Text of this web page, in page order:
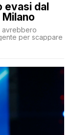
dal
avrebbero
per scappare